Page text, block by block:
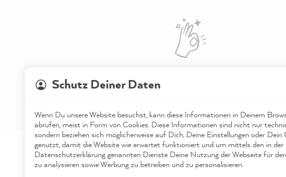
Das sagen unsere Kunden
Anonym
Verifizierter Kunde
Saskia W
Verifizierter Kunde
Schutz Deiner Daten
Wenn Du unsere Website besuchst, kann diese Informationen in Deinem
abrufen, meist in Form von Cookies. Diese Informationen sind nicht nur
sondern beziehen sich möglicherweise auf Dich, Deine Einstellungen oder
genutzt, damit die Website wie erwartet funktioniert und um mittels den in der
Datenschutzerklärung genannten Dienste Deine Nutzung der Webseite für
zu analysieren sowie Werbung zu betreiben und zu personalisieren.